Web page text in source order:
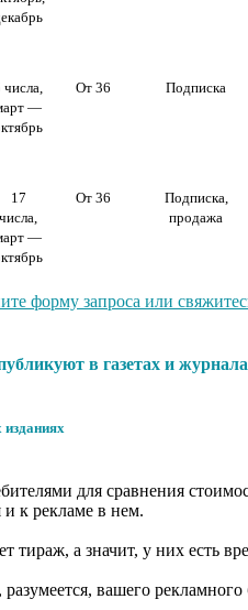
числа,
—
От 36 Подписка
17
числа,
—
От 36
Подписка,
продажа
форму запроса или
в газетах и
для сравнения
и к рекламе в нем.
а значит, у них есть
вашего